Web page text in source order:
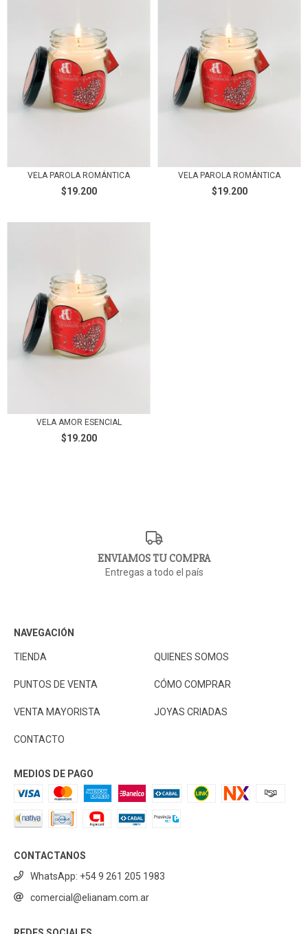
VELA PAROLA ROMÁNTICA
$19.200
VELA PAROLA ROMÁNTICA
$19.200
VELA AMOR ESENCIAL
$19.200
ENVIAMOS TU COMPRA
Entregas a todo el país
NAVEGACIÓN
TIENDA QUIENES SOMOS
PUNTOS DE VENTA CÓMO COMPRAR
VENTA MAYORISTA JOYAS CRIADAS
CONTACTO
MEDIOS DE PAGO
CONTACTANOS
WhatsApp: +54 9 261 205 1983
comercial@elianam.com.ar